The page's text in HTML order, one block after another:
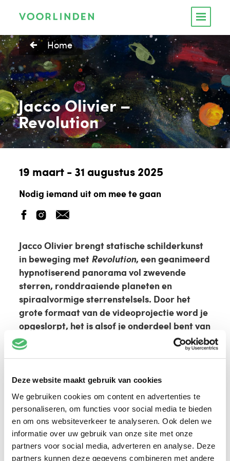
Deze website maakt gebruik van cookies
We gebruiken cookies om content en advertenties te
personaliseren, om functies voor social media te bieden
en om ons websiteverkeer te analyseren. Ook delen we
informatie over uw gebruik van onze site met onze
partners voor social media, adverteren en analyse. Deze
partners kunnen deze gegevens combineren met andere
Home
Jacco Olivier –
Revolution
19 maart - 31 augustus 2025
Nodig iemand uit om mee te gaan
Jacco Olivier brengt statische schilderkunst
in beweging metRevolution, een geanimeerd
hypnotiserend panoramavol zwevende
sterren, ronddraaiende planeten en
spiraalvormige sterrenstelsels. Door het
grote formaat van de videoprojectie word je
opgeslorpt, het is alsof je onderdeel bent van
dit oneindig veranderend universum.
op reis door de schilderkunst. Hij maakt eerst
schilderijtjes op kleine panelen, die hij
vervolgens fotografeert. Die beelden
monteert hij en laat hij over elkaar heen
glijden. Zo voegt hij het element tijd toe,
waardoor de statische schilderijtjes in